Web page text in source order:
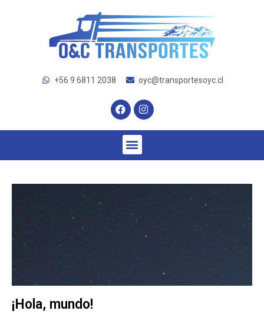
+56 9 6811 2038 oyc@transportesoyc.cl
¡Hola, mundo!